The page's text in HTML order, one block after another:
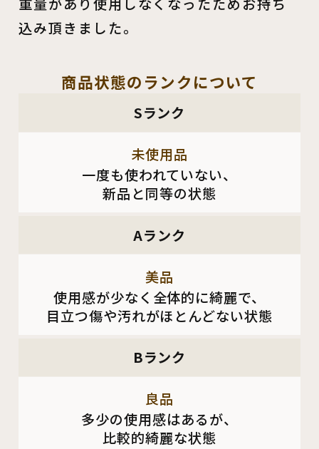
込み頂きました。
商品状態のランクについて
Sランク
未使用品
一度も使われていない、
新品と同等の状態
Aランク
美品
使用感が少なく全体的に綺麗で、
目立つ傷や汚れがほとんどない状態
Bランク
良品
多少の使用感はあるが、
比較的綺麗な状態